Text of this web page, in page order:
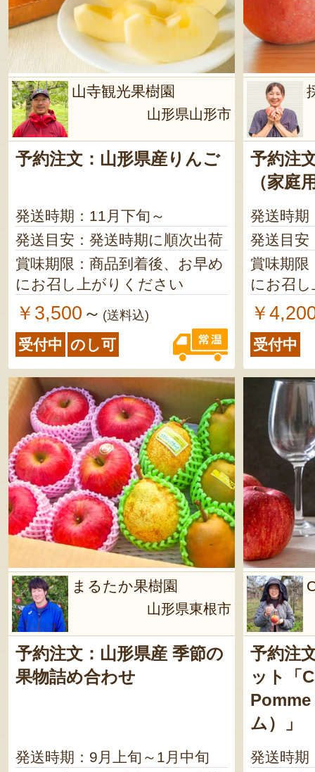
山寺観光果樹園
山形県山形市
予約注文：山形県産りんご
発送時期：11月下旬～
発送目安：発送時期に順次出荷
賞味期限：商品到着後、お早め
にお召し上がりください
￥3,500 ～ (送料込)
受付中 のし可
予約注
（家庭
発送時期
発送目安
賞味期限
にお召
￥
受付中
まるたか果樹園
山形県東根市
予約注文：山形県産 季節の
果物詰め合わせ
発送時期：9月上旬～1月中旬
予約注
ット「
ム）」
発送時期